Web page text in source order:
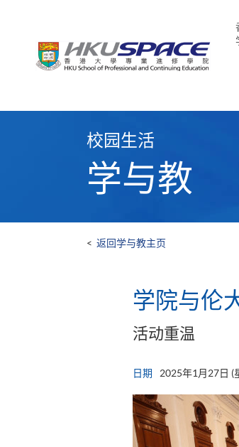
校园生活
学与教
< 返回学与教主页
学院与伦
活动重温
日期 2025年1月27日 (